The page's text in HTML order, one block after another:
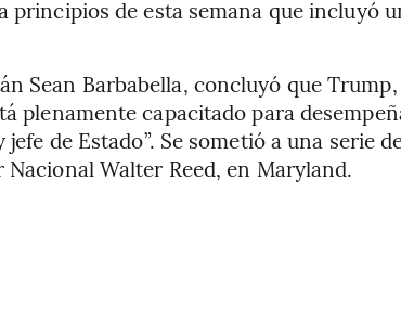
principios de esta semana que incluyó
Sean Barbabella, concluyó que
plenamente capacitado para
de Estado”. Se sometió a una serie
Walter Reed, en Maryland.